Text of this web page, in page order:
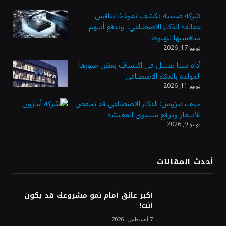
وزير الاستثمار: الموافقة على رخصة مزاولة
الأنشطة المالية عابرة الحدود تطوير للبيئة
الاستثمارية
الذهب يسجل أعلى مستوى في أسبوعين بدعم
من تراجع الدولار
الدولار الأمريكي يتراجع قرب أدنى مستوياته
ترقب تطورات الوساطة بشأن الحرب
شركة صينية تكشف نموذجًا ينافس
عمالقة الذكاء الاصطناعي.. ويدفع أسهم
منافسيها للهبوط
يوليو 17, 2026
أداة ميتا تفشل في اكتشاف بعض صورها
المولدة بالذكاء الاصطناعي
يوليو 11, 2026
جيف بيزوس: الذكاء الاصطناعي قد يخفض
الأسعار ويرفع مستوى المعيشة
يوليو 9, 2026
أحدث المقالات
أكبر عائق أمام نمو مشروعك قد يكون
أنت!
7 أغسطس، 2026